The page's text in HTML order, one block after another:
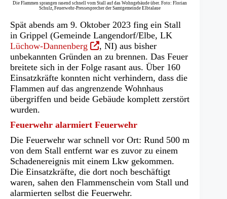
Die Flammen sprangen rasend schnell vom Stall auf das Wohngebäude über. Foto: Florian
Schulz, Feuerwehr-Pressesprecher der Samtgemeinde Elbtalaue
Spät abends am 9. Oktober 2023 fing ein Stall
in Grippel (Gemeinde Langendorf/Elbe, LK
Lüchow-Dannenberg (Öffnet
in
einem
neuen
Tab)
, NI) aus bisher
unbekannten Gründen an zu brennen. Das Feuer
breitete sich in der Folge rasant aus. Über 160
Einsatzkräfte konnten nicht verhindern, dass die
Flammen auf das angrenzende Wohnhaus
übergriffen und beide Gebäude komplett zerstört
wurden.
Feuerwehr alarmiert Feuerwehr
Die Feuerwehr war schnell vor Ort: Rund 500 m
von dem Stall entfernt war es zuvor zu einem
Schadenereignis mit einem Lkw gekommen.
Die Einsatzkräfte, die dort noch beschäftigt
waren, sahen den Flammenschein vom Stall und
alarmierten selbst die Feuerwehr.